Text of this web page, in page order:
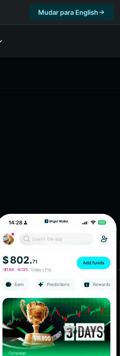
Mudar para English